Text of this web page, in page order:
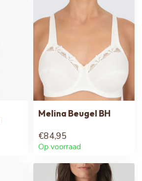
Melina Beugel BH
€84,95
Op voorraad